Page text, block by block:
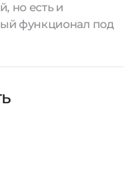
но есть и
функционал под